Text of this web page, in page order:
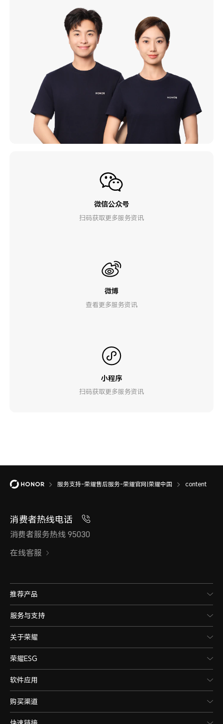
微信公众号
扫码获取更多服务资讯
微博
查看更多服务资讯
小程序
扫码获取更多服务资讯
服务支持-荣耀售后服务-荣耀官网|荣耀中国 content
消费者热线电话
消费者服务热线 95030
在线客服
推荐产品
服务与支持
关于荣耀
荣耀ESG
软件应用
购买渠道